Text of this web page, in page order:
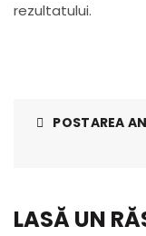
rezultatului.
POSTAREA
LASĂ UN